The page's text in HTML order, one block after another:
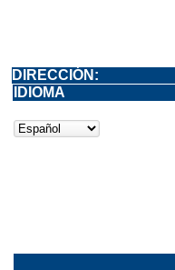
DIRECCIÓN:
IDIOMA